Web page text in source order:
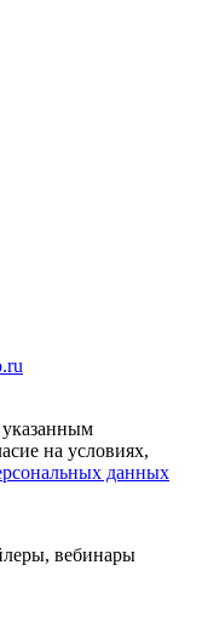
на условиях,
данных
вебинары